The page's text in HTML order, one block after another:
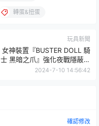
轉蛋&扭蛋
玩具新聞
女神裝置『BUSTER DOLL 騎
士 黑暗之爪』強化夜戰隱蔽性
的可愛異色版本登場！
2024-7-10 14:56:42
確認修改